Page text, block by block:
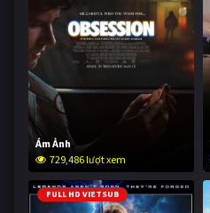
Ám Ảnh
729,486 lượt xem
FULL HD VIETSUB